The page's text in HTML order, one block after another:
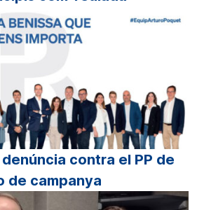
contra el PP de
de campanya